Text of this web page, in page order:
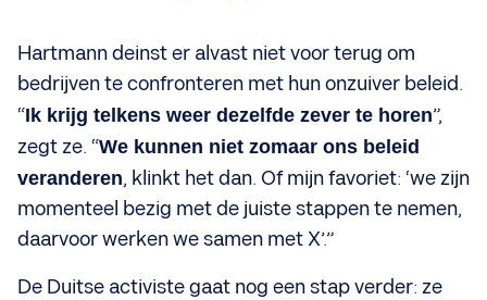
Hartmann deinst er alvast niet voor terug om
bedrijven te confronteren met hun onzuiver beleid.
“Ik krijg telkens weer dezelfde zever te horen”,
zegt ze. “We kunnen niet zomaar ons beleid
veranderen, klinkt het dan. Of mijn favoriet: ‘we zijn
momenteel bezig met de juiste stappen te nemen,
daarvoor werken we samen met X’.”
De Duitse activiste gaat nog een stap verder: ze